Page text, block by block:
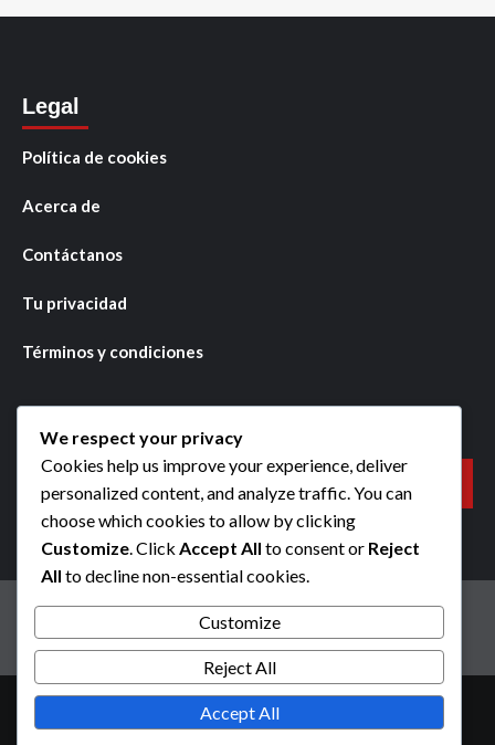
Legal
Política de cookies
Acerca de
Contáctanos
Tu privacidad
Términos y condiciones
Search
for:
Política de cookies Acerca de
Contáctanos
Tu privacidad
Términos y condiciones
Copyright © All rights reserved.
We respect your privacy
Cookies help us improve your experience, deliver
personalized content, and analyze traffic. You can
choose which cookies to allow by clicking
Customize . Click Accept All to consent or Reject
All to decline non-essential cookies.
Customize
Reject All
Accept All